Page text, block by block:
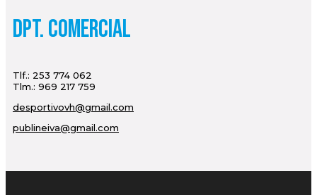
Dpt. Comercial
Tlf.: 253 774 062
Tlm.: 969 217 759
desportivovh@gmail.com
publineiva@gmail.com